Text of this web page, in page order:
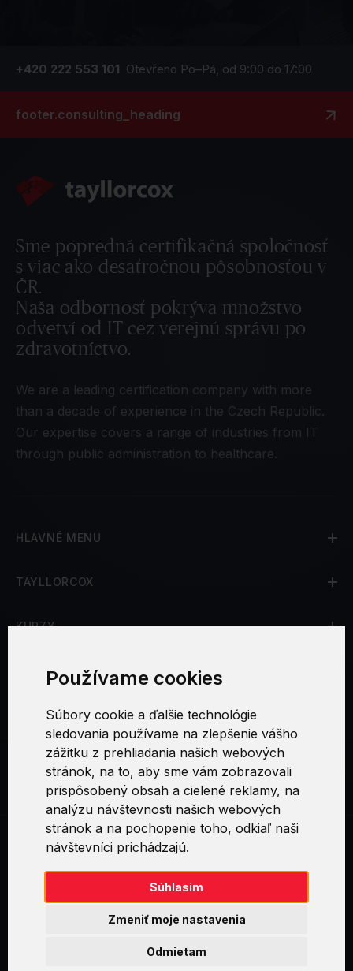
Používame cookies
Súbory cookie a ďalšie technológie
sledovania používame na zlepšenie vášho
zážitku z prehliadania našich webových
stránok, na to, aby sme vám zobrazovali
prispôsobený obsah a cielené reklamy, na
analýzu návštevnosti našich webových
stránok a na pochopenie toho, odkiaľ naši
návštevníci prichádzajú.
Súhlasím
Odmietam
Zmeniť moje nastavenia
+420 222 553 101 Otevřeno Po–Pá, od 9:00 do 17:00
footer.consulting_heading
Sme popredná certifikačná spoločnosť
s viac ako desaťročnou pôsobnosťou v
ČR.
Naša odbornosť pokrýva množstvo
odvetví od IT cez verejnú správu po
zdravotníctvo.
We are a leading certification company with more
than a decade of experience in the Czech Republic.
Our expertise covers a range of industries from IT
through public administration to healthcare.
HLAVNÉ MENU
TAYLLORCOX
KURZY
CERTIFIKÁCIE
Jan Cuřín
Swirl logoTM je ochranná známka společnosti AXELOS Limited. ITIL®
je registrovanou ochrannou známkou AXELOS Limited. PRINCE2® je
registrovanou ochrannou známkou AXELOS Limited. MSP® je
registrovanou ochrannou známkou AXELOS Limited. RESILIA™ je
registrovanou ochrannou známkou AXELOS Limited & TAYLLORCOX
trade mark of AXELOS Limited. Copyright© AXELOS Limited 2009.